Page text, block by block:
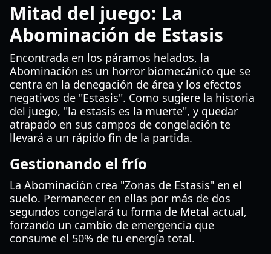
Mitad del juego: La
Abominación de Estasis
Encontrada en los páramos helados, la
Abominación es un horror biomecánico que se
centra en la denegación de área y los efectos
negativos de "Estasis". Como sugiere la historia
del juego, "la estasis es la muerte", y quedar
atrapado en sus campos de congelación te
llevará a un rápido fin de la partida.
Gestionando el frío
La Abominación crea "Zonas de Estasis" en el
suelo. Permanecer en ellas por más de dos
segundos congelará tu forma de Metal actual,
forzando un cambio de emergencia que
consume el 50% de tu energía total.